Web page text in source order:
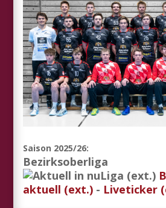
Saison 2025/26:
Bezirksoberliga
aktuell (ext.) - Liveticker